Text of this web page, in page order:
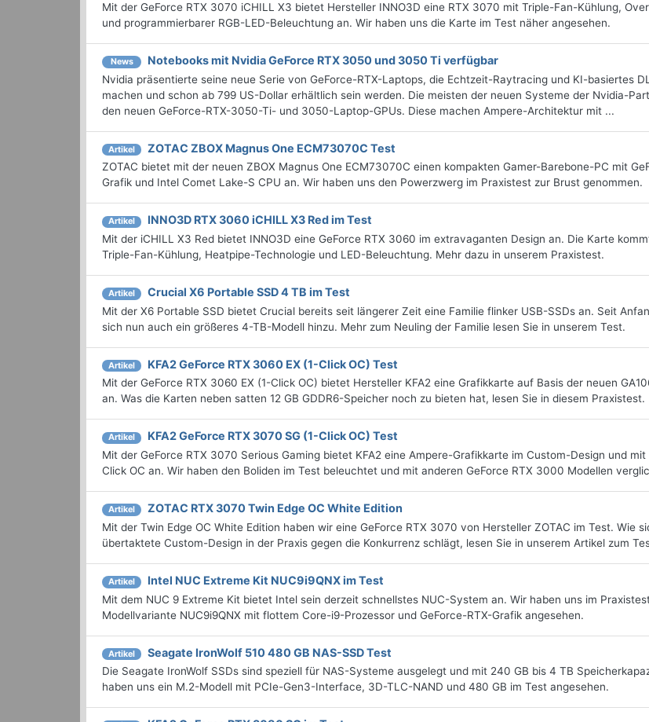
Mit der GeForce RTX 3070 iCHILL X3 bietet Hersteller INNO3D eine RTX 3070 mit Triple-Fan-Kühlung,
und programmierbarer RGB-LED-Beleuchtung an. Wir haben uns die Karte im Test näher angesehen.
News Notebooks mit Nvidia GeForce RTX 3050 und 3050 Ti verfügbar
Nvidia präsentierte seine neue Serie von GeForce-RTX-Laptops, die Echtzeit-Raytracing und KI-basiertes
machen und schon ab 799 US-Dollar erhältlich sein werden. Die meisten der neuen Systeme der Nvidia-
den neuen GeForce-RTX-3050-Ti- und 3050-Laptop-GPUs. Diese machen Ampere-Architektur mit ...
Artikel ZOTAC ZBOX Magnus One ECM73070C Test
ZOTAC bietet mit der neuen ZBOX Magnus One ECM73070C einen kompakten Gamer-Barebone-PC mit
Grafik und Intel Comet Lake-S CPU an. Wir haben uns den Powerzwerg im Praxistest zur Brust genommen.
Artikel INNO3D RTX 3060 iCHILL X3 Red im Test
Mit der iCHILL X3 Red bietet INNO3D eine GeForce RTX 3060 im extravaganten Design an. Die Karte
Triple-Fan-Kühlung, Heatpipe-Technologie und LED-Beleuchtung. Mehr dazu in unserem Praxistest.
Artikel Crucial X6 Portable SSD 4 TB im Test
Mit der X6 Portable SSD bietet Crucial bereits seit längerer Zeit eine Familie flinker USB-SSDs an. Seit
sich nun auch ein größeres 4-TB-Modell hinzu. Mehr zum Neuling der Familie lesen Sie in unserem Test.
Artikel KFA2 GeForce RTX 3060 EX (1-Click OC) Test
Mit der GeForce RTX 3060 EX (1-Click OC) bietet Hersteller KFA2 eine Grafikkarte auf Basis der neuen
an. Was die Karten neben satten 12 GB GDDR6-Speicher noch zu bieten hat, lesen Sie in diesem Praxistest.
Artikel KFA2 GeForce RTX 3070 SG (1-Click OC) Test
Mit der GeForce RTX 3070 Serious Gaming bietet KFA2 eine Ampere-Grafikkarte im Custom-Design und
Click OC an. Wir haben den Boliden im Test beleuchtet und mit anderen GeForce RTX 3000 Modellen
Artikel ZOTAC RTX 3070 Twin Edge OC White Edition
Mit der Twin Edge OC White Edition haben wir eine GeForce RTX 3070 von Hersteller ZOTAC im Test. Wie
übertaktete Custom-Design in der Praxis gegen die Konkurrenz schlägt, lesen Sie in unserem Artikel zum
Artikel Intel NUC Extreme Kit NUC9i9QNX im Test
Mit dem NUC 9 Extreme Kit bietet Intel sein derzeit schnellstes NUC-System an. Wir haben uns im
Modellvariante NUC9i9QNX mit flottem Core-i9-Prozessor und GeForce-RTX-Grafik angesehen.
Artikel Seagate IronWolf 510 480 GB NAS-SSD Test
Die Seagate IronWolf SSDs sind speziell für NAS-Systeme ausgelegt und mit 240 GB bis 4 TB
haben uns ein M.2-Modell mit PCIe-Gen3-Interface, 3D-TLC-NAND und 480 GB im Test angesehen.